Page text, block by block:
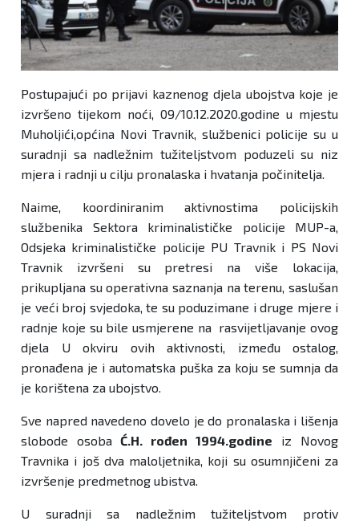
Postupajući po prijavi kaznenog djela ubojstva koje je
izvršeno tijekom noći, 09/10.12.2020.godine u mjestu
Muholjići,općina Novi Travnik, službenici policije su u
suradnji sa nadležnim tužiteljstvom poduzeli su niz
mjera i radnji u cilju pronalaska i hvatanja počinitelja.
Naime, koordiniranim aktivnostima policijskih
službenika Sektora kriminalističke policije MUP-a,
Odsjeka kriminalističke policije PU Travnik i PS Novi
Travnik izvršeni su pretresi na više lokacija,
prikupljana su operativna saznanja na terenu, saslušan
je veći broj svjedoka, te su poduzimane i druge mjere i
radnje koje su bile usmjerene na rasvijetljavanje ovog
djela U okviru ovih aktivnosti, između ostalog,
pronađena je i automatska puška za koju se sumnja da
je korištena za ubojstvo.
Sve napred navedeno dovelo je do pronalaska i lišenja
slobode osoba Ć.H. rođen 1994.godine iz Novog
Travnika i još dva maloljetnika, koji su osumnjičeni za
izvršenje predmetnog ubistva.
U suradnji sa nadležnim tužiteljstvom protiv